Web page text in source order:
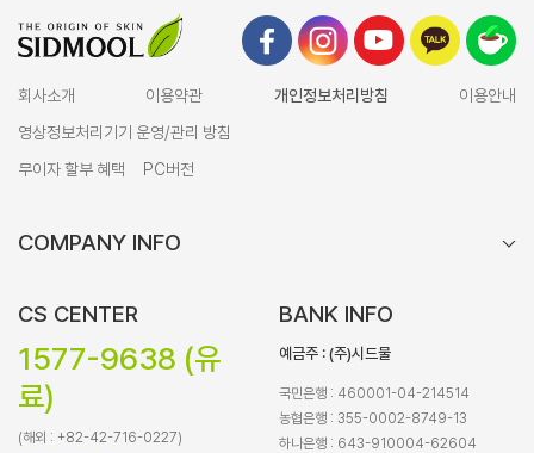
회사소개 이용약관 개인정보처리방침
이용안내
영상정보처리기기 운영/관리 방침
무이자 할부 혜택
PC버전
COMPANY INFO
CS CENTER
1577-9638 (유
료)
(해외 : +82-42-716-0227)
BANK INFO
예금주 : (주)시드물
국민은행 : 460001-04-214514
농협은행 : 355-0002-8749-13
하나은행 : 643-910004-62604